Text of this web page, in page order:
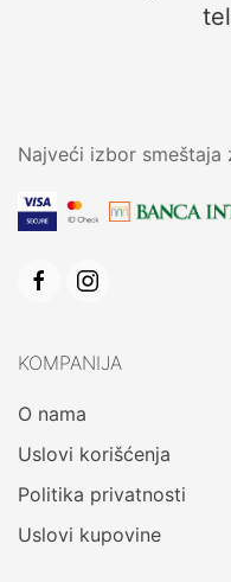
Najveći izbor smeštaja
KOMPANIJA
O nama
Uslovi korišćenja
Politika privatnosti
Uslovi kupovine